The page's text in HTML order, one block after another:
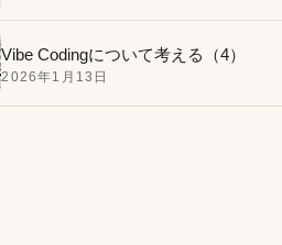
Vibe Codingについて考える（4）
2026年1月13日